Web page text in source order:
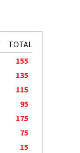
TOTAL
155
135
115
95
175
75
15